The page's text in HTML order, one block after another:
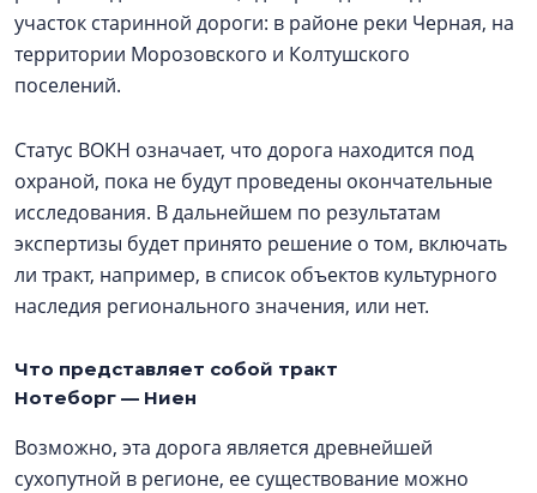
участок старинной дороги: в районе реки Черная, на
территории Морозовского и Колтушского
поселений.
Статус ВОКН означает, что дорога находится под
охраной, пока не будут проведены окончательные
исследования. В дальнейшем по результатам
экспертизы будет принято решение о том, включать
ли тракт, например, в список объектов культурного
наследия регионального значения, или нет.
Что представляет собой тракт
Нотеборг — Ниен
Возможно, эта дорога является древнейшей
сухопутной в регионе, ее существование можно